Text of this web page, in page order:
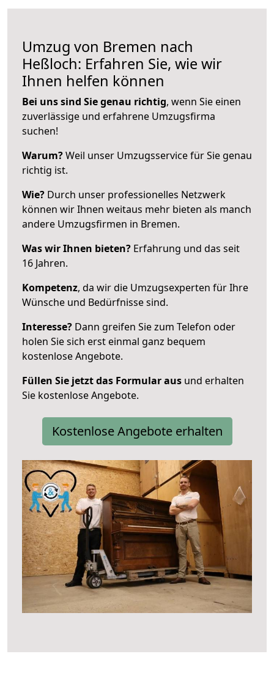
Umzug von Bremen nach
Heßloch: Erfahren Sie, wie wir
Ihnen helfen können
Bei uns sind Sie genau richtig, wenn Sie einen
zuverlässige und erfahrene Umzugsfirma
suchen!
Warum?Weil unser Umzugsservice für Sie genau
richtig ist.
Wie? Durch unser professionelles Netzwerk
können wir Ihnen weitaus mehr bieten als manch
andere Umzugsfirmen in Bremen.
Was wir Ihnen bieten? Erfahrung und das seit
16 Jahren.
Kompetenz, da wir die Umzugsexperten für Ihre
Wünsche und Bedürfnisse sind.
Interesse? Dann greifen Sie zum Telefon oder
holen Sie sich erst einmal ganz bequem
kostenlose Angebote.
Füllen Sie jetzt das Formular aus und erhalten
Sie kostenlose Angebote.
Kostenlose Angebote erhalten